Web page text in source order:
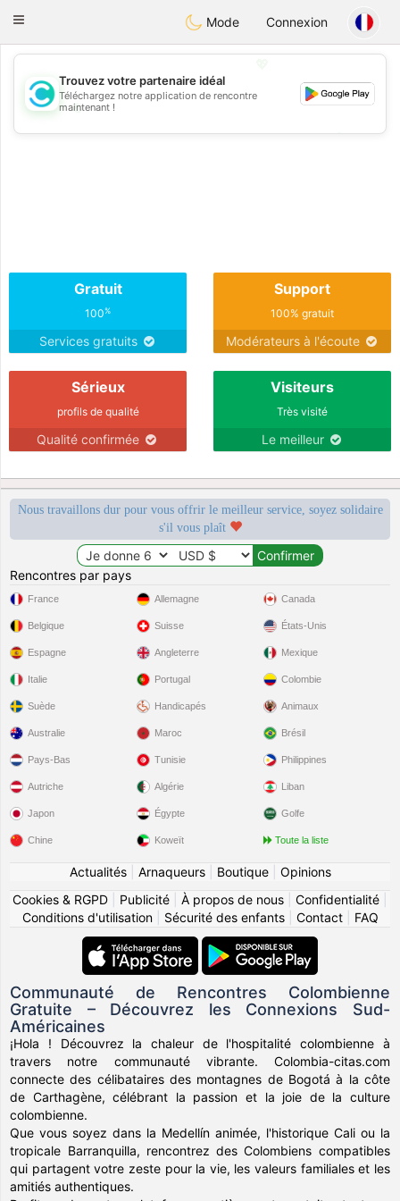
olombiaCitas
Toggle
Mode Connexion
💖
💕
Trouvez votre partenaire idéal
Téléchargez notre application de rencontre
maintenant !
Gratuit
100%
Services gratuits
Support
100% gratuit
Modérateurs à l'écoute
Sérieux
profils de qualité
Qualité confirmée
Visiteurs
Très visité
Le meilleur
Nous travaillons dur pour vous offrir le meilleur service, soyez solidaire
s'il vous plaît
Rencontres par pays
France
Belgique
Espagne
Italie
Suède
Allemagne
Suisse
Angleterre
Portugal
Handicapés
Canada
États-Unis
Mexique
Colombie
Animaux
Australie
Pays-Bas
Autriche
Japon
Chine
Maroc
Tunisie
Algérie
Égypte
Koweït
Brésil
Philippines
Liban
Golfe
Toute la liste
Actualités| Arnaqueurs| Boutique| Opinions
Cookies & RGPD
Publicité À propos de nous Confidentialité
Conditions d'utilisation| Sécurité des enfants| Contact| FAQ
Communauté de Rencontres Colombienne
Gratuite – Découvrez les Connexions Sud-
Américaines
¡Hola ! Découvrez la chaleur de l'hospitalité colombienne à
travers notre communauté vibrante. Colombia-citas.com
connecte des célibataires des montagnes de Bogotá à la côte
de Carthagène, célébrant la passion et la joie de la culture
colombienne.
Que vous soyez dans la Medellín animée, l'historique Cali ou la
tropicale Barranquilla, rencontrez des Colombiens compatibles
qui partagent votre zeste pour la vie, les valeurs familiales et les
amitiés authentiques.